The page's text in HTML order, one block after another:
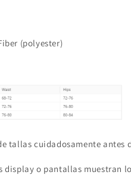
(polyester)
tallas cuidadosamente
display o pantallas muestran